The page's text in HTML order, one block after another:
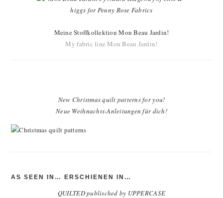
Meine Stoffkollektion Mon Beau Jardin!
My fabric line Mon Beau Jardin!
New Christmas quilt patterns for you!
Neue Weihnachts-Anleitungen für dich!
AS SEEN IN… ERSCHIENEN IN…
QUILTED publisched by UPPERCASE